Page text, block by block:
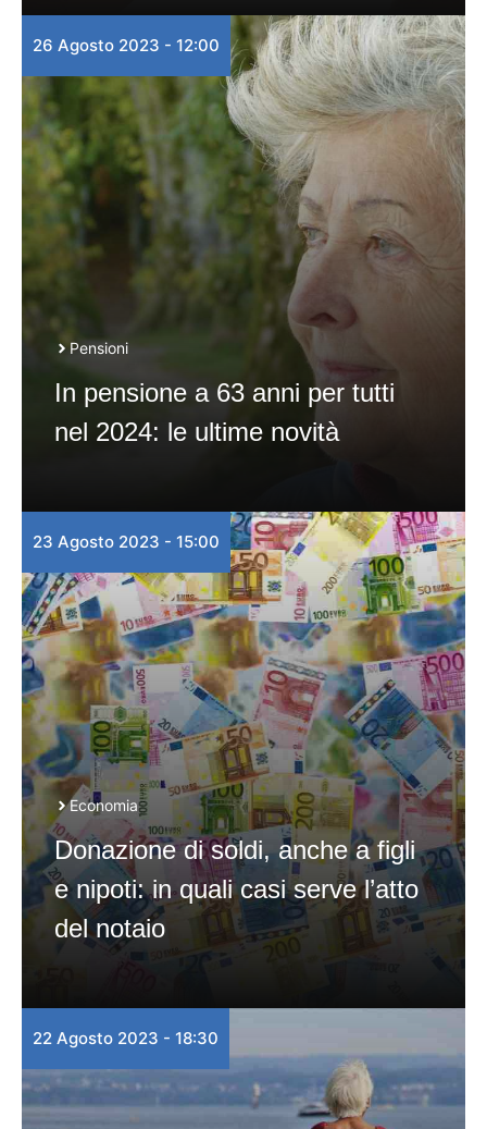
26 Agosto 2023 - 12:00
Pensioni
In pensione a 63 anni per tutti
nel 2024: le ultime novità
23 Agosto 2023 - 15:00
Economia
Donazione di soldi, anche a figli
e nipoti: in quali casi serve l’atto
del notaio
22 Agosto 2023 - 18:30